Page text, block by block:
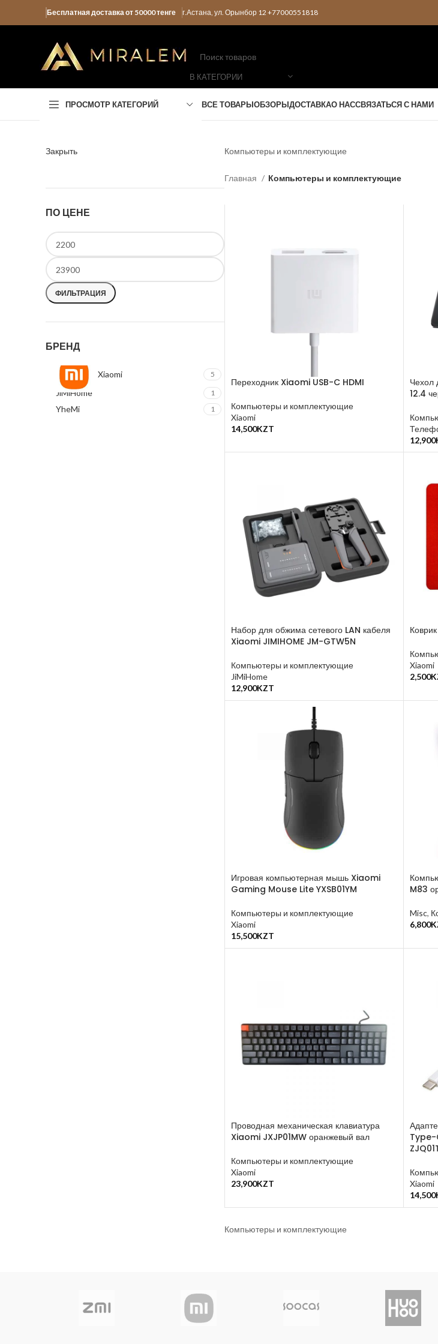
Бесплатная доставка от 50000 тенге г.Астана, ул. Орынбор 12 +77000551818
В КАТЕГОРИИ
ПРОСМОТР КАТЕГОРИЙ ВСЕ ТОВАРЫОБЗОРЫДОСТАВКАО НАССВЯЗАТЬСЯ С НАМИ
Закрыть
ПО ЦЕНЕ
ФИЛЬТРАЦИЯ
БРЕНД
Xiaomi 5
JiMiHome 1
YheMi 1
Компьютеры и комплектующие
Главная Компьютеры и комплектующие
Переходник Xiaomi USB-C HDMI
Компьютеры и комплектующие
Xiaomi
14,500KZT
Чехол
12.4
12,900
В
Набор для обжима сетевого LAN кабеля
Xiaomi JIMIHOME JM-GTW5N
Компьютеры и комплектующие
JiMiHome
12,900KZT
В Корзину
Xiaomi
2,500
Игровая компьютерная мышь Xiaomi
Gaming Mouse Lite YXSB01YM
Компьютеры и комплектующие
Xiaomi
15,500KZT
В Корзину
M83
Misc,
6,800
Проводная механическая клавиатура
Xiaomi JXJP01MW оранжевый вал
Компьютеры и комплектующие
Xiaomi
23,900KZT
Type-
Xiaomi
14,500
В
Компьютеры и комплектующие